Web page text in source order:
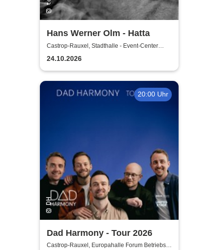
Hans Werner Olm - Hatta
Castrop-Rauxel, Stadthalle - Event-Center
Castrop-Rauxel
24.10.2026
20:00 Uhr
Dad Harmony - Tour 2026
Castrop-Rauxel, Europahalle Forum Betriebs-